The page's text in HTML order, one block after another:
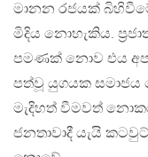
මානන රජයක්
මිදිය නොහැකිය.
පමණක් නොව එය
පත්වූ යුගයක
මැදිහත් වීමවත්
ජනතාවාදී යැයි